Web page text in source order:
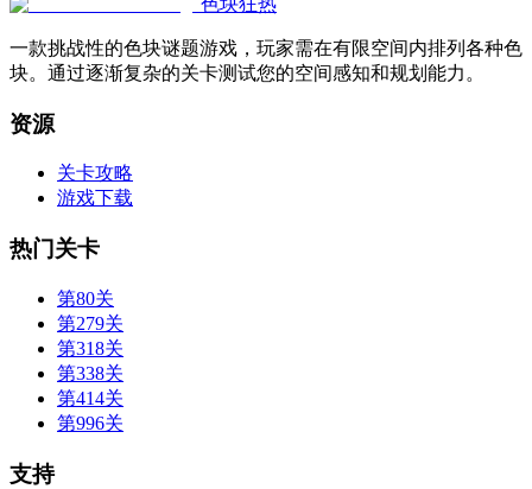
色块狂热
一款挑战性的色块谜题游戏，玩家需在有限空间内排列各种色
块。通过逐渐复杂的关卡测试您的空间感知和规划能力。
资源
关卡攻略
游戏下载
热门关卡
第80关
第279关
第318关
第338关
第414关
第996关
支持